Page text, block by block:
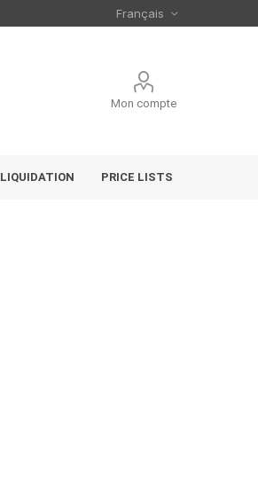
Mon compte
LIQUIDATION PRICE LISTS